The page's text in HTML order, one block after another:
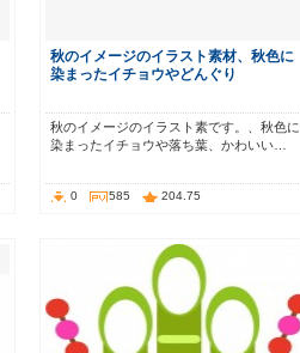
秋のイメージのイラスト素材、秋色に
染まったイチョウやどんぐり
秋のイメージのイラスト素です。、秋色に
染まったイチョウや落ち葉、かわいい…
0 585 204.75